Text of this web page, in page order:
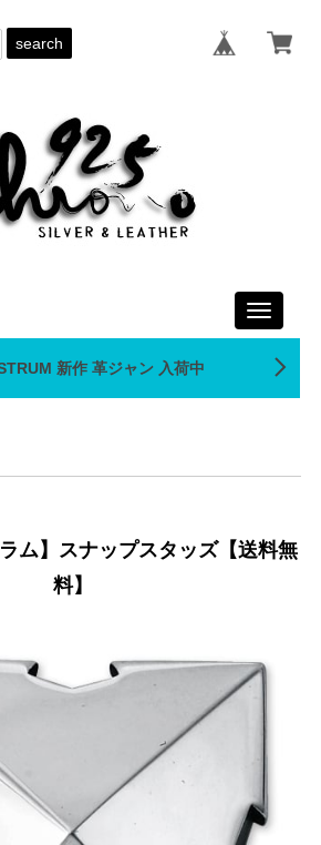
search
Toggle
新作 革ジャン 入荷中
ム】スナップスタッズ【送料無
料】